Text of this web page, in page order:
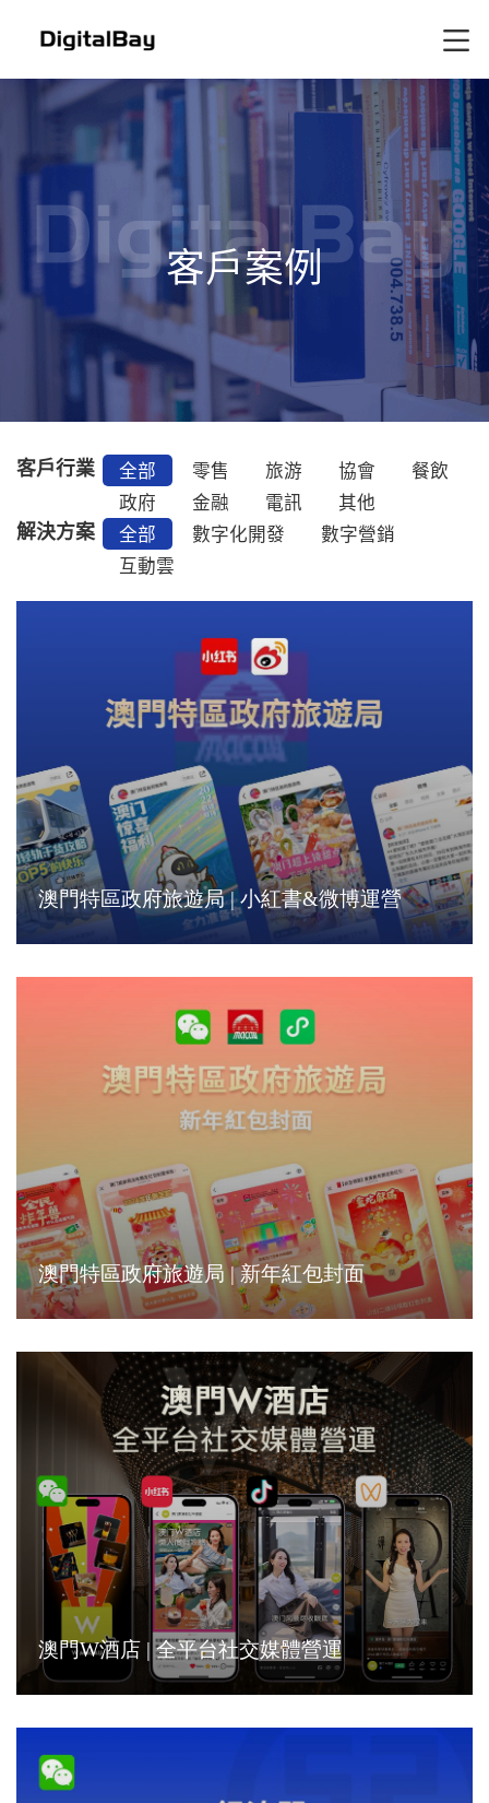
客戶案例
客戶行業 全部 零售 旅游 協會
餐飲
政府
金融 電訊 其他
解決方案 全部 數字化開發
數字營銷
互動雲
澳門特區政府旅遊局 | 小紅書&微博運營
澳門特區政府旅遊局 | 新年紅包封面
澳門W酒店 | 全平台社交媒體營運